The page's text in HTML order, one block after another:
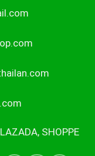
LAZADA, SHOPPE